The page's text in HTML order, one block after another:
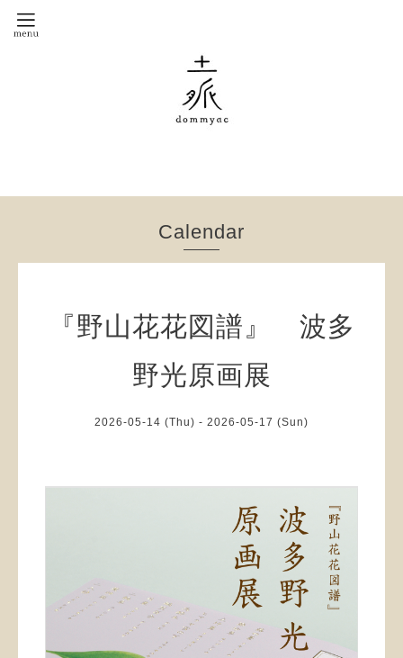
Calendar
『野山花花図譜』 波多
野光原画展
2026-05-14 (Thu) - 2026-05-17 (Sun)